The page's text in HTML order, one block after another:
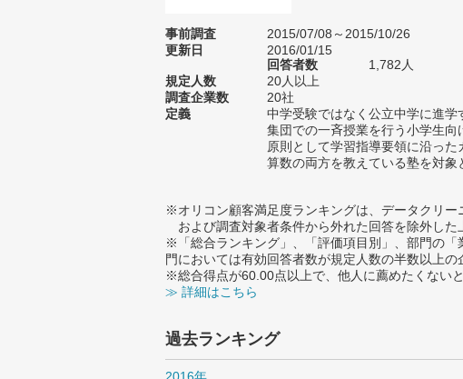
事前調査
2015/07/08～2015/10/26
更新日
2016/01/15
回答者数
1,782人
規定人数
20人以上
調査企業数
20社
定義
中学受験ではなく公立中学に進学
集団での一斉授業を行う小学生向
原則として学習指導要領に沿った
算数の両方を教えている塾を対象
※オリコン顧客満足度ランキングは、データクリー
および調査対象者条件から外れた回答を除外した
※「総合ランキング」、「評価項目別」、部門の
門においては有効回答者数が規定人数の半数以上の
※総合得点が60.00点以上で、他人に薦めたくない
≫ 詳細はこちら
過去ランキング